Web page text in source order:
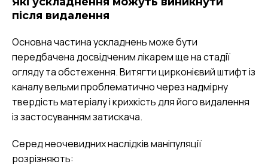
після видалення
Основна частина ускладнень може бути
передбачена досвідченим лікарем ще на стадії
огляду та обстеження. Витягти цирконієвий штифт із
каналу вельми проблематично через надмірну
твердість матеріалу і крихкість для його видалення
із застосуванням затискача.
Серед неочевидних наслідків маніпуляції
розрізняють: